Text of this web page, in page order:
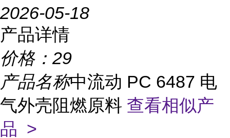
2026-05-18
产品详情
价格： 29
产品名称中流动 PC 6487 电
气外壳阻燃原料 查看相似产
品 >